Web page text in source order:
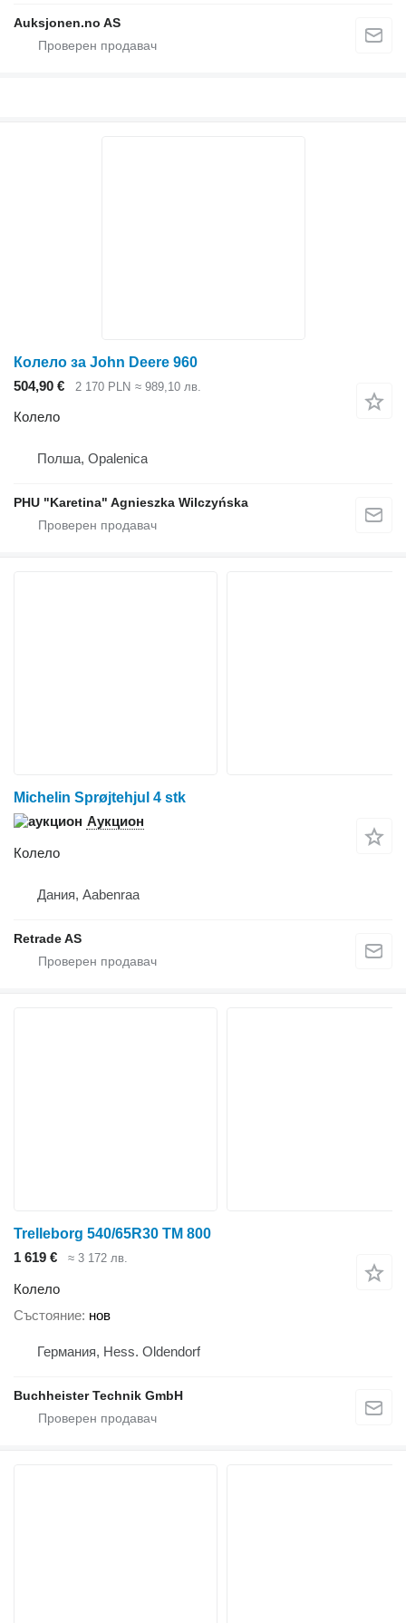
Auksjonen.no AS
Колело за John Deere 960
504,90 €
2 170 PLN ≈ 989,10 лв.
Колело
Полша, Opalenica
PHU "Karetina" Agnieszka Wilczyńska
Michelin Sprøjtehjul 4 stk
Аукцион
Колело
Дания, Aabenraa
Retrade AS
Trelleborg 540/65R30 TM 800
1 619 €
≈ 3 172 лв.
Колело
Състояние нов
Германия, Hess. Oldendorf
Buchheister Technik GmbH